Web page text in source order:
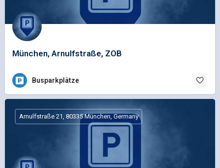
München, Arnulfstraße, ZOB
Busparkplätze
Arnulfstraße 21, 80335 München, Germany